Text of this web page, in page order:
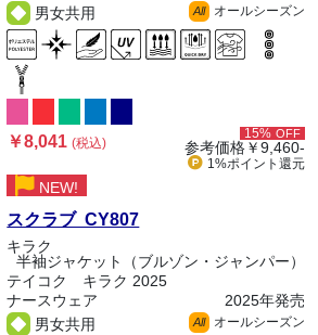
男女共用
All オールシーズン
￥8,041(税込)
15% OFF
参考価格￥9,460-
1%ポイント 還元
NEW!
スクラブ CY807
キラク
半袖ジャケット（ブルゾン・ジャンパー）
テイコク キラク 2025
ナースウェア
2025年発売
男女共用
All オールシーズン